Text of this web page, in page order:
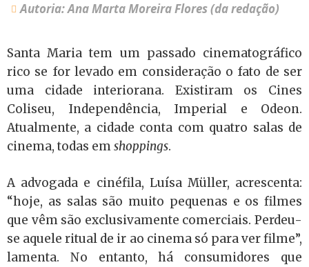
Autoria: Ana Marta Moreira Flores (da redação)
Santa Maria tem um passado cinematográfico
rico se for levado em consideração o fato de ser
uma cidade interiorana. Existiram os Cines
Coliseu, Independência, Imperial e Odeon.
Atualmente, a cidade conta com quatro salas de
cinema, todas emshoppings.
A advogada e cinéfila, Luísa Müller, acrescenta:
“hoje, as salas são muito pequenas e os filmes
que vêm são exclusivamente comerciais. Perdeu-
se aquele ritual de ir ao cinema só para ver filme”,
lamenta. No entanto, há consumidores que